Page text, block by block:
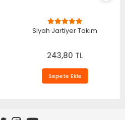
Siyah Jartiyer Takım
243,80 TL
Sepete Ekle